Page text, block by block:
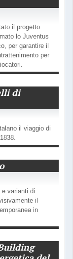
il progetto
lo Juventus
per garantire il
per
di
il viaggio di
varianti di
il
in